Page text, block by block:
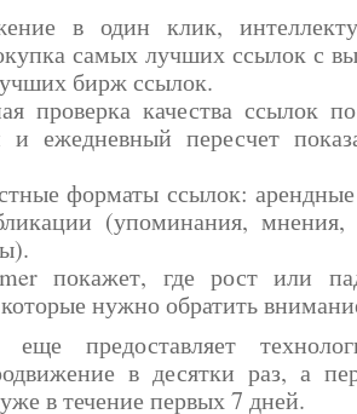
в один клик,
самых лучших ссылок с
бирж ссылок.
проверка качества ссылок
и ежедневный пересчет
форматы ссылок:
(упоминания, мнения,
покажет, где рост или
нужно обратить
еще предоставляет
в десятки раз, а
в течение первых 7 дней.